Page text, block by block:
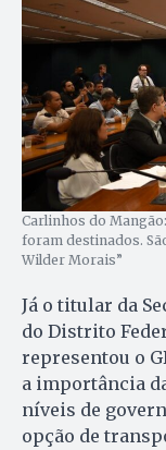
Carlinhos do
foram destinados.
Wilder Morais”
Já o titular da
do Distrito
representou o
a importância
níveis de
opção de